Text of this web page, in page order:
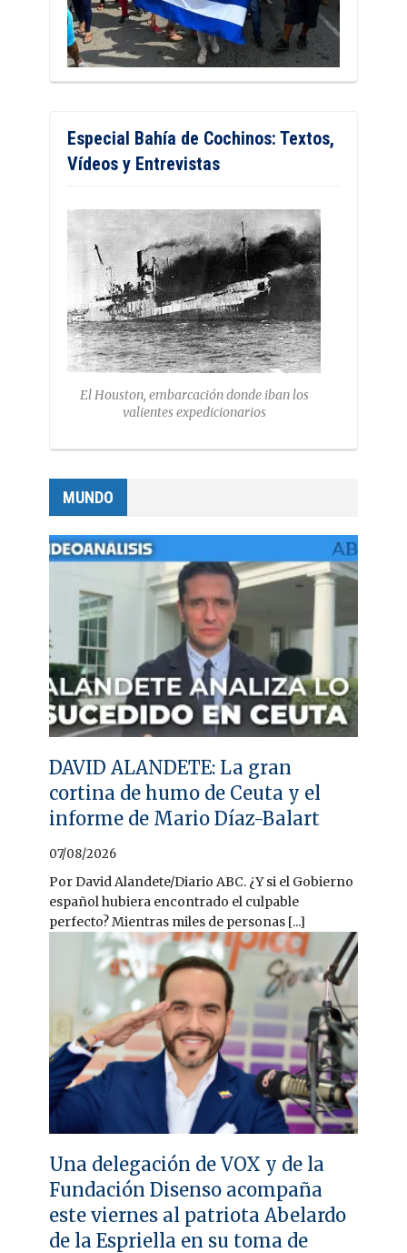
Especial Bahía de Cochinos: Textos,
Vídeos y Entrevistas
El Houston, embarcación donde iban los
valientes expedicionarios
MUNDO
DAVID ALANDETE: La gran
cortina de humo de Ceuta y el
informe de Mario Díaz-Balart
07/08/2026
Por David Alandete/Diario ABC. ¿Y si el Gobierno
español hubiera encontrado el culpable
perfecto? Mientras miles de personas [...]
Una delegación de VOX y de la
Fundación Disenso acompaña
este viernes al patriota Abelardo
de la Espriella en su toma de